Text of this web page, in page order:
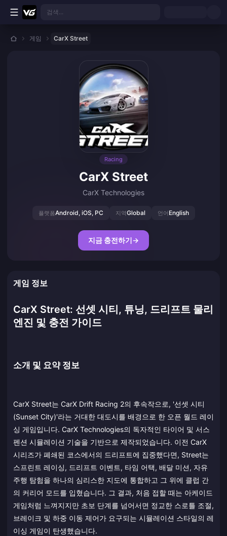
본문으로 바로가기
검색...
게임 CarX Street
Racing
CarX Street
CarX Technologies
플랫폼Android, iOS, PC 지역Global 언어 English
지금 충전하기→
게임 정보
CarX Street: 선셋 시티, 튜닝, 드리프트 물리
엔진 및 충전 가이드
소개 및 요약 정보
CarX Street는 CarX Drift Racing 2의 후속작으로, '선셋 시티
(Sunset City)'라는 거대한 대도시를 배경으로 한 오픈 월드 레이
싱 게임입니다. CarX Technologies의 독자적인 타이어 및 서스
펜션 시뮬레이션 기술을 기반으로 제작되었습니다. 이전 CarX
시리즈가 폐쇄된 코스에서의 드리프트에 집중했다면, Street는
스프린트 레이싱, 드리프트 이벤트, 타임 어택, 배달 미션, 자유
주행 탐험을 하나의 심리스한 지도에 통합하고 그 위에 클럽 간
의 커리어 모드를 입혔습니다. 그 결과, 처음 접할 때는 아케이드
게임처럼 느껴지지만 초보 단계를 넘어서면 정교한 스로틀 조절,
브레이크 및 하중 이동 제어가 요구되는 시뮬레이션 스타일의 레
이싱 게임이 탄생했습니다.